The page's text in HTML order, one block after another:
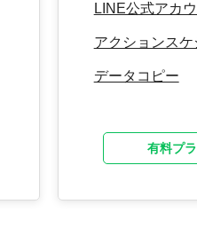
LINE公式アカ
アクションス
データコピー
有料プ